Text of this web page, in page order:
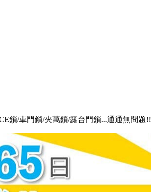
鎖/車門鎖/夾萬鎖/露台門鎖...通通無問題!!